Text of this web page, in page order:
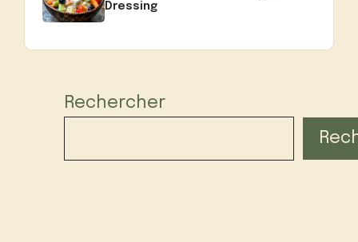
Dressing
Rechercher